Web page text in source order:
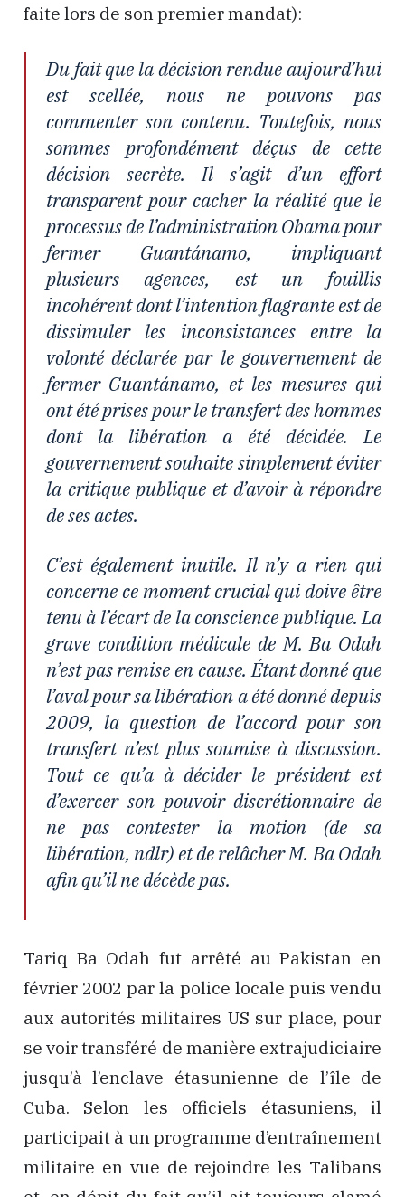
faite lors de son premier mandat):
Du fait que la décision rendue aujourd’hui
est scellée, nous ne pouvons pas
commenter son contenu. Toutefois, nous
sommes profondément déçus de cette
décision secrète. Il s’agit d’un effort
transparent pour cacher la réalité que le
processus de l’administration Obama pour
fermer Guantánamo, impliquant
plusieurs agences, est un fouillis
incohérent dont l’intention flagrante est de
dissimuler les inconsistances entre la
volonté déclarée par le gouvernement de
fermer Guantánamo, et les mesures qui
ont été prises pour le transfert des hommes
dont la libération a été décidée. Le
gouvernement souhaite simplement éviter
la critique publique et d’avoir à répondre
de ses actes.
C’est également inutile. Il n’y a rien qui
concerne ce moment crucial qui doive être
tenu à l’écart de la conscience publique. La
grave condition médicale de M. Ba Odah
n’est pas remise en cause. Étant donné que
l’aval pour sa libération a été donné depuis
2009, la question de l’accord pour son
transfert n’est plus soumise à discussion.
Tout ce qu’a à décider le président est
d’exercer son pouvoir discrétionnaire de
ne pas contester la motion (de sa
libération, ndlr) et de relâcher M. Ba Odah
afin qu’il ne décède pas.
Tariq Ba Odah fut arrêté au Pakistan en
février 2002 par la police locale puis vendu
aux autorités militaires US sur place, pour
se voir transféré de manière extrajudiciaire
jusqu’à l’enclave étasunienne de l’île de
Cuba. Selon les officiels étasuniens, il
participait à un programme d’entraînement
militaire en vue de rejoindre les Talibans